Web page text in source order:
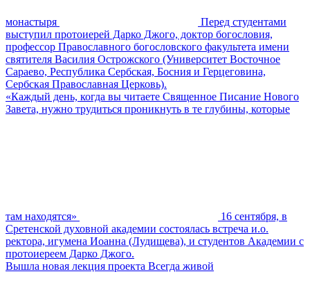
монастыря
Перед студентами
выступил протоиерей Дарко Джого, доктор богословия,
профессор Православного богословского факультета имени
святителя Василия Острожского (Университет Восточное
Сараево, Республика Сербская, Босния и Герцеговина,
Сербская Православная Церковь).
«Каждый день, когда вы читаете Священное Писание Нового
Завета, нужно трудиться проникнуть в те глубины, которые
там находятся»
16 сентября, в
Сретенской духовной академии состоялась встреча и.о.
ректора, игумена Иоанна (Лудищева), и студентов Академии с
протоиереем Дарко Джого.
Вышла новая лекция проекта Всегда живой